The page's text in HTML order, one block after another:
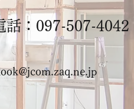
話：097-507-4042